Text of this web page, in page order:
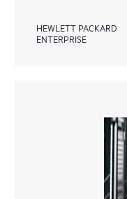
HEWLETT PACKARD
ENTERPRISE